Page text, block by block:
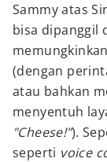
Sammy atas
bisa dipanggil
(dengan
atau bahkan
menyentuh
"Cheese!").
seperti voice